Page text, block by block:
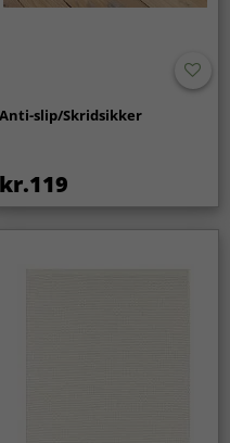
Anti-slip/Skridsikker
kr.119